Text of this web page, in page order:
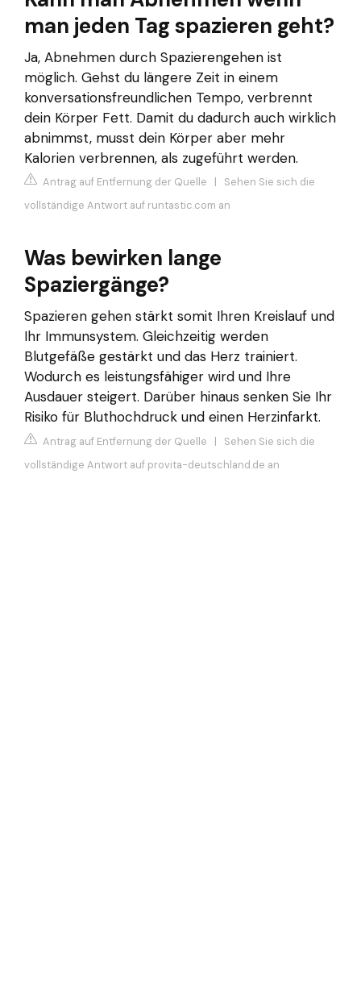
man jeden Tag spazieren geht?
Ja, Abnehmen durch Spazierengehen ist
möglich. Gehst du längere Zeit in einem
konversationsfreundlichen Tempo, verbrennt
dein Körper Fett. Damit du dadurch auch wirklich
abnimmst, musst dein Körper aber mehr
Kalorien verbrennen, als zugeführt werden.
Antrag auf Entfernung der Quelle | Sehen Sie sich die
vollständige Antwort auf runtastic.com an
Was bewirken lange
Spaziergänge?
Spazieren gehen stärkt somit Ihren Kreislauf und
Ihr Immunsystem. Gleichzeitig werden
Blutgefäße gestärkt und das Herz trainiert.
Wodurch es leistungsfähiger wird und Ihre
Ausdauer steigert. Darüber hinaus senken Sie Ihr
Risiko für Bluthochdruck und einen Herzinfarkt.
Antrag auf Entfernung der Quelle | Sehen Sie sich die
vollständige Antwort auf provita-deutschland.de an